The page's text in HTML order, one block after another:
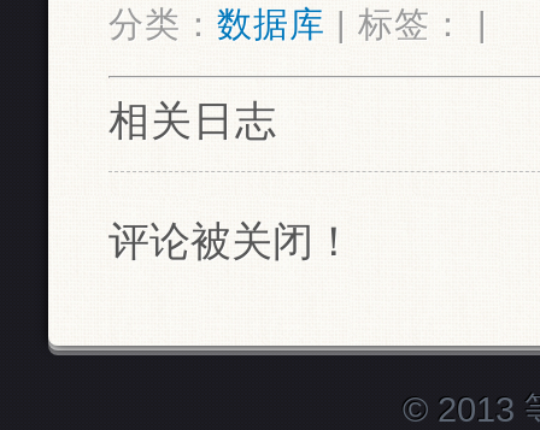
分类： 数据库 | 标签： |
相关日志
评论被关闭！
© 2013